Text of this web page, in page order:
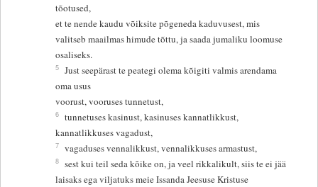
tõotused,
et te nende kaudu võiksite põgeneda kaduvusest, mis
valitseb maailmas himude tõttu, ja saada jumaliku loomuse
osaliseks.
5 Just seepärast te peategi olema kõigiti valmis arendama
oma usus
voorust, vooruses tunnetust,
6 tunnetuses kasinust, kasinuses kannatlikkust,
kannatlikkuses vagadust,
7 vagaduses vennalikkust, vennalikkuses armastust,
8 sest kui teil seda kõike on, ja veel rikkalikult, siis te ei jää
laisaks ega viljatuks meie Issanda Jeesuse Kristuse